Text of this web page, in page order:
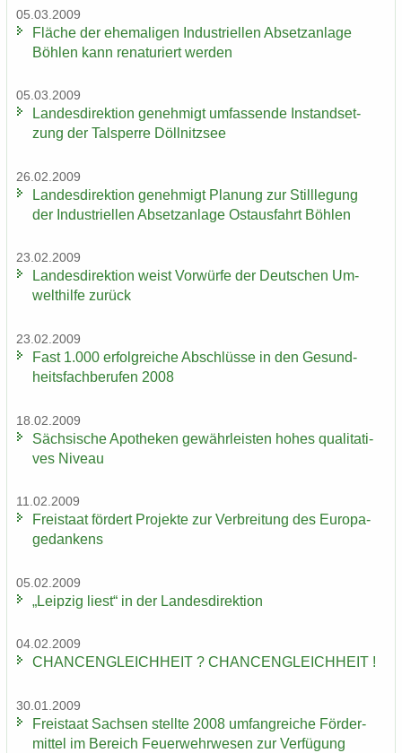
05.03.2009
Flä­che der ehe­ma­li­gen In­dus­tri­el­len Ab­setz­an­la­ge
Böh­len kann re­na­tu­riert wer­den
05.03.2009
Lan­des­di­rek­ti­on ge­neh­migt um­fas­sen­de In­stand­set­
zung der Tal­sper­re Döll­nitz­see
26.02.2009
Lan­des­di­rek­ti­on ge­neh­migt Pla­nung zur Still­le­gung
der In­dus­tri­el­len Ab­setz­an­la­ge Ost­aus­fahrt Böh­len
23.02.2009
Lan­des­di­rek­ti­on weist Vor­wür­fe der Deut­schen Um­
welt­hil­fe zu­rück
23.02.2009
Fast 1.000 er­folg­rei­che Ab­schlüs­se in den Ge­sund­
heits­fach­be­ru­fen 2008
18.02.2009
Säch­si­sche Apo­the­ken ge­währ­leis­ten hohes qua­li­ta­ti­
ves Ni­veau
11.02.2009
Frei­staat för­dert Pro­jek­te zur Ver­brei­tung des Eu­ro­pa­
ge­dan­kens
05.02.2009
„Leip­zig liest“ in der Lan­des­di­rek­ti­on
04.02.2009
CHAN­CEN­GLEICH­HEIT ? CHAN­CEN­GLEICH­HEIT !
30.01.2009
Frei­staat Sach­sen stell­te 2008 um­fang­rei­che För­der­
mit­tel im Be­reich Feu­er­wehr­we­sen zur Ver­fü­gung